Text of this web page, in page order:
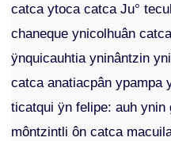
catca ytoca catca Ju°
chaneque ynicolhuân
ÿnquicauhtia yninântzin
catca anatiacpân ypampa
ticatqui ÿn felipe: auh
môntzintli ôn catca